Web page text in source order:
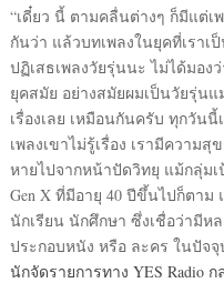
“เดี๋ยว นี้ ตามคลื่นต่างๆ ก็มีแต่เ
กันว่า แล้วบทเพลงในยุคที่เรา
ปฏิเสธเพลงวัยรุ่นนะ ไม่ได้มอง
ยุคสมัย อย่างสมัยผมเป็นวัยรุ่นแ
เรื่องเลย เหมือนกันครับ ทุกวัน
เพลงเขาไม่รู้เรื่อง เรามีความ
หายไปจากหน้าปัดวิทยุ แม้กลุ่ม
Gen X ที่มีอายุ 40 ปีขึ้นไปก็ตาม
นักเรียน นักศึกษา ซึ่งเชื่อว่ามีห
ประกอบหนัง หรือ ละคร ในปัจจุ
นักจัดรายการทาง YES Radio ก